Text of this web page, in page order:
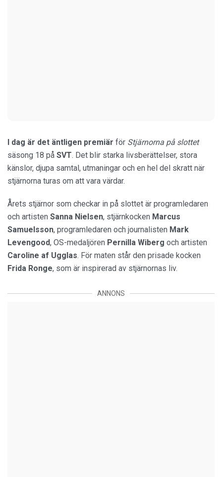
I dag är det äntligen premiär för Stjärnorna på slottet
säsong 18 på SVT. Det blir starka livsberättelser, stora
känslor, djupa samtal, utmaningar och en hel del skratt när
stjärnorna turas om att vara värdar.
Årets stjärnor som checkar in på slottet är programledaren
och artisten Sanna Nielsen, stjärnkocken Marcus
Samuelsson, programledaren och journalisten Mark
Levengood, OS-medaljören Pernilla Wiberg och artisten
Caroline af Ugglas. För maten står den prisade kocken
Frida Ronge, som är inspirerad av stjärnornas liv.
ANNONS